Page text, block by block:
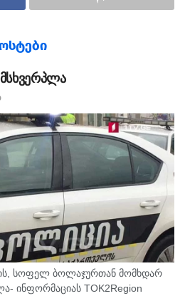
სოფელ ბოლაჯურთან მომხდარ
ინფორმაციას TOK2Region